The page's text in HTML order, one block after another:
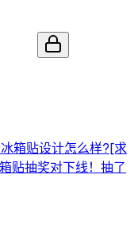
箱贴设计怎么样?[求
贴抽奖对下线！ 抽了